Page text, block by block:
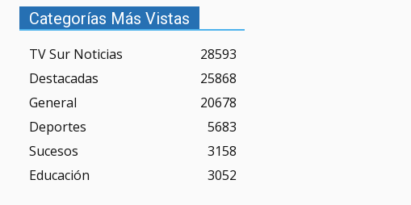
Categorías Más Vistas
TV Sur Noticias
28593
Destacadas
25868
General
20678
Deportes
5683
Sucesos
3158
Educación
3052